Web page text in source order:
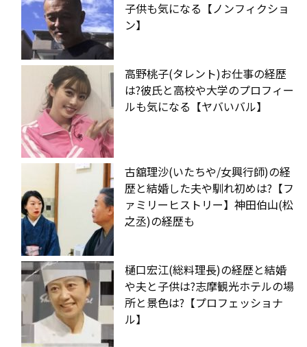
子供も気になる【ノンフィクショ
ン】
高野桃子(タレント)お仕事の経歴
は?彼氏と高校や大学のプロフィー
ルも気になる【ヤバいバル】
古舘理沙(いたちや/女興行師)の経
歴と結婚した夫や馴れ初めは?【フ
ァミリーヒストリー】神田伯山(松
之丞)の経歴も
樋口宏江(総料理長)の経歴と結婚
や夫と子供は?志摩観光ホテルの場
所と景色は?【プロフェッショナ
ル】